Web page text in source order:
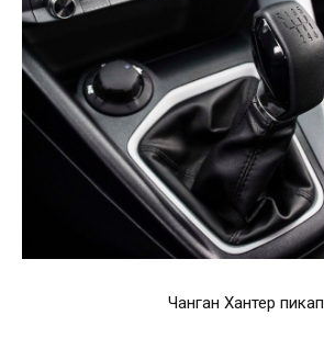
Чанган Хантер пикап